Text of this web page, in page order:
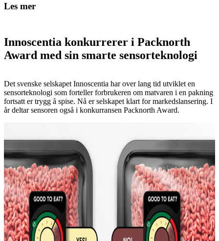
Les mer
Innoscentia konkurrerer i Packnorth
Award med sin smarte sensorteknologi
Det svenske selskapet Innoscentia har over lang tid utviklet en
sensorteknologi som forteller forbrukeren om matvaren i en pakning
fortsatt er trygg å spise. Nå er selskapet klart for markedslansering. I
år deltar sensoren også i konkurransen Packnorth Award.